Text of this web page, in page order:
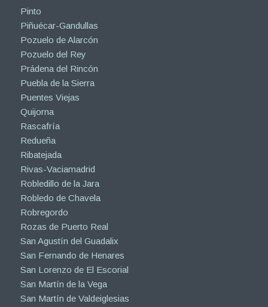
Pinto
Piñuécar-Gandullas
Pozuelo de Alarcón
Pozuelo del Rey
Prádena del Rincón
Puebla de la Sierra
Puentes Viejas
Quijorna
Rascafría
Redueña
Ribatejada
Rivas-Vaciamadrid
Robledillo de la Jara
Robledo de Chavela
Robregordo
Rozas de Puerto Real
San Agustín del Guadalix
San Fernando de Henares
San Lorenzo de El Escorial
San Martín de la Vega
San Martín de Valdeiglesias